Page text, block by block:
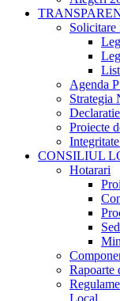
Agenda
Strategia
Proiecte
CONSILIUL
Hotarari
Rapoarte